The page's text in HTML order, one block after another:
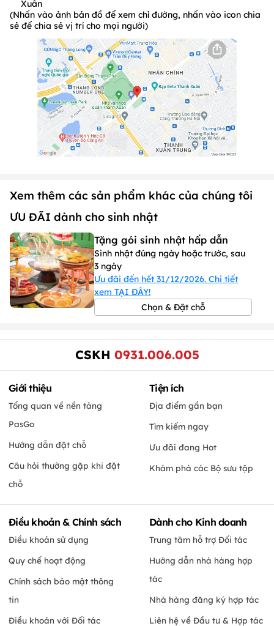
Xuân
(Nhấn vào ảnh bản đồ để xem chỉ đường, nhấn vào icon chia
sẻ để chia sẻ vị trí cho mọi người)
Xem thêm các sản phẩm khác của chúng tôi
ƯU ĐÃI dành cho sinh nhật
Tặng gói sinh nhật hấp dẫn
Sinh nhật đúng ngày hoặc trước, sau
3 ngày
Ưu đãi đến hết 31/12/2026. Chi tiết
xem TẠI ĐÂY!
Chọn & Đặt chỗ
CSKH 0931.006.005
Giới thiệu
Tổng quan về nền tảng
PasGo
Hướng dẫn đặt chỗ
Câu hỏi thường gặp khi đặt
chỗ
Tiện ích
Địa điểm gần bạn
Tìm kiếm ngay
Ưu đãi đang Hot
Khám phá các Bộ sưu tập
Điều khoản & Chính sách
Điều khoản sử dụng
Quy chế hoạt động
Chính sách bảo mật thông
tin
Điều khoản với Đối tác
Dành cho Kinh doanh
Trung tâm hỗ trợ Đối tác
Hướng dẫn nhà hàng hợp
tác
Nhà hàng đăng ký hợp tác
Liên hệ về Đầu tư & Hợp tác